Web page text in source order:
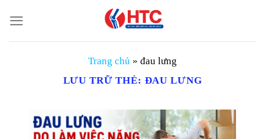
đến
nội
Trang chủ » đau lưng
LƯU TRỮ THẺ: ĐAU LƯNG